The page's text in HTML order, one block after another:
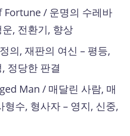
Fortune / 운명의 수레바
, 전환기, 향상
의, 재판의 여신 – 평등,
정당한 판결
Man / 매달린 사람, 매
형수, 형사자 – 영지, 신중,